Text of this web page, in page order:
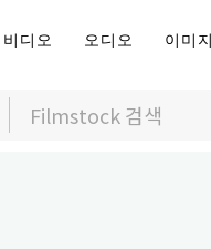
비디오 오디오 이미